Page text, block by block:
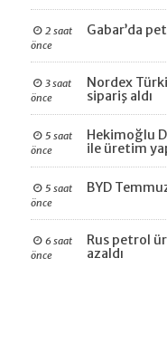
2 saat
önce
Gabar’da
3 saat
önce
Nordex
sipariş aldı
5 saat
önce
Hekimoğlu
ile üretim
5 saat
önce
BYD
6 saat
önce
Rus petrol
azaldı